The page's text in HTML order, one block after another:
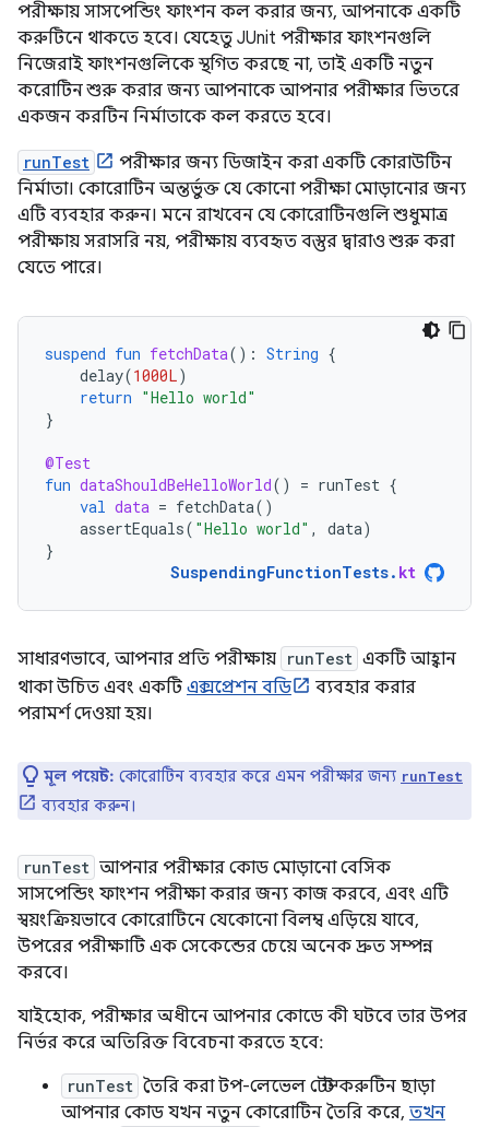
পরীক্ষায় সাসপেন্ডিং ফাংশন কল করার জন্য, আপনাকে একটি
করুটিনে থাকতে হবে। যেহেতু JUnit পরীক্ষার ফাংশনগুলি
নিজেরাই ফাংশনগুলিকে স্থগিত করছে না, তাই একটি নতুন
করোটিন শুরু করার জন্য আপনাকে আপনার পরীক্ষার ভিতরে
একজন করটিন নির্মাতাকে কল করতে হবে।
runTest
পরীক্ষার জন্য ডিজাইন করা একটি কোরাউটিন
নির্মাতা। কোরোটিন অন্তর্ভুক্ত যে কোনো পরীক্ষা মোড়ানোর জন্য
এটি ব্যবহার করুন। মনে রাখবেন যে কোরোটিনগুলি শুধুমাত্র
পরীক্ষায় সরাসরি নয়, পরীক্ষায় ব্যবহৃত বস্তুর দ্বারাও শুরু করা
যেতে পারে।
suspend fun fetchData(): String {
delay(1000L)
return "Hello world"
}
@Test
fun dataShouldBeHelloWorld() = runTest {
val data = fetchData()
assertEquals( "Hello world" , data)
}
SuspendingFunctionTests. kt
সাধারণভাবে, আপনার প্রতি পরীক্ষায় runTest একটি আহ্বান
থাকা উচিত এবং একটি এক্সপ্রেশন বডি
ব্যবহার করার
পরামর্শ দেওয়া হয়।
মূল পয়েন্ট: কোরোটিন ব্যবহার করে এমন পরীক্ষার জন্য runTest
ব্যবহার করুন।
runTest আপনার পরীক্ষার কোড মোড়ানো বেসিক
সাসপেন্ডিং ফাংশন পরীক্ষা করার জন্য কাজ করবে, এবং এটি
স্বয়ংক্রিয়ভাবে কোরোটিনে যেকোনো বিলম্ব এড়িয়ে যাবে,
উপরের পরীক্ষাটি এক সেকেন্ডের চেয়ে অনেক দ্রুত সম্পন্ন
করবে।
যাইহোক, পরীক্ষার অধীনে আপনার কোডে কী ঘটবে তার উপর
নির্ভর করে অতিরিক্ত বিবেচনা করতে হবে:
runTest তৈরি করা টপ-লেভেল টেস্ট করুটিন ছাড়া
আপনার কোড যখন নতুন কোরোটিন তৈরি করে, তখন